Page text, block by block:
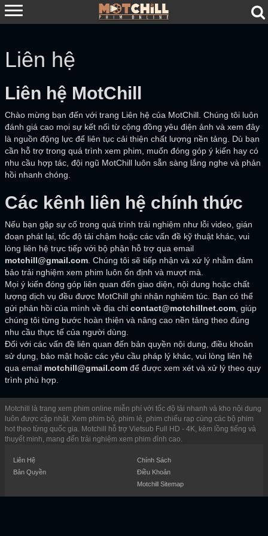
Liên hệ
Liên hệ MotChill
Chào mừng bạn đến với trang Liên hệ của MotChill. Chúng tôi luôn
đánh giá cao mọi sự kết nối từ cộng đồng yêu điện ảnh và xem đây
là nguồn động lực để liên tục cải thiện chất lượng nền tảng. Dù bạn
cần hỗ trợ trong quá trình xem phim, muốn đóng góp ý kiến hay có
nhu cầu hợp tác, đội ngũ MotChill luôn sẵn sàng lắng nghe và phản
hồi nhanh chóng.
Các kênh liên hệ chính thức
Nếu bạn gặp sự cố trong quá trình trải nghiệm như lỗi video, gián
đoạn phát lại, tốc độ tải chậm hoặc các vấn đề kỹ thuật khác, vui
lòng liên hệ trực tiếp với bộ phận hỗ trợ qua email
motchill@gmail.com . Chúng tôi sẽ tiếp nhận và xử lý nhằm đảm
bảo trải nghiệm xem phim luôn ổn định và mượt mà.
Mọi ý kiến đóng góp liên quan đến giao diện, nội dung hoặc chất
lượng dịch vụ đều được MotChill ghi nhận nghiêm túc. Bạn có thể
gửi phản hồi của mình về địa chỉ contact@motchillnet.com , giúp
chúng tôi từng bước hoàn thiện và nâng cao nền tảng theo đúng
nhu cầu thực tế của người dùng.
Đối với các vấn đề liên quan đến bản quyền nội dung, điều khoản
sử dụng, bảo mật hoặc các yêu cầu pháp lý khác, vui lòng liên hệ
qua email motchill@gmail.com để được xem xét và xử lý theo quy
trình phù hợp.
Motchill là trang xem phim online miễn phí với tốc độ tải nhanh và kho nội dung
luôn được cập nhật. Xem phim bộ, phim lẻ, phim chiếu rạp cùng các bộ phim
hot theo từng quốc gia. Motchill hỗ trợ Vietsub Full HD - 4K, kèm lồng tiếng và
thuyết minh, mang đến trải nghiệm xem phim đỉnh cao.
Liên Hệ
Bản Quyền
Chính Sách
Điều Khoản
Motchill Sitemap